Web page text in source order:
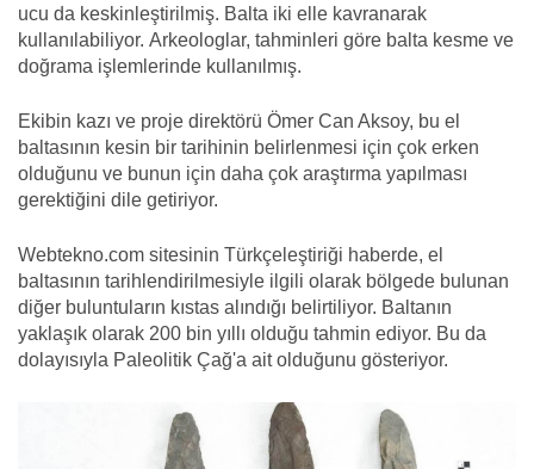
ucu da keskinleştirilmiş. Balta iki elle kavranarak
kullanılabiliyor. Arkeologlar, tahminleri göre balta kesme ve
doğrama işlemlerinde kullanılmış.
Ekibin kazı ve proje direktörü Ömer Can Aksoy, bu el
baltasının kesin bir tarihinin belirlenmesi için çok erken
olduğunu ve bunun için daha çok araştırma yapılması
gerektiğini dile getiriyor.
Webtekno.com sitesinin Türkçeleştiriği haberde, el
baltasının tarihlendirilmesiyle ilgili olarak bölgede bulunan
diğer buluntuların kıstas alındığı belirtiliyor. Baltanın
yaklaşık olarak 200 bin yıllı olduğu tahmin ediyor. Bu da
dolayısıyla Paleolitik Çağ'a ait olduğunu gösteriyor.